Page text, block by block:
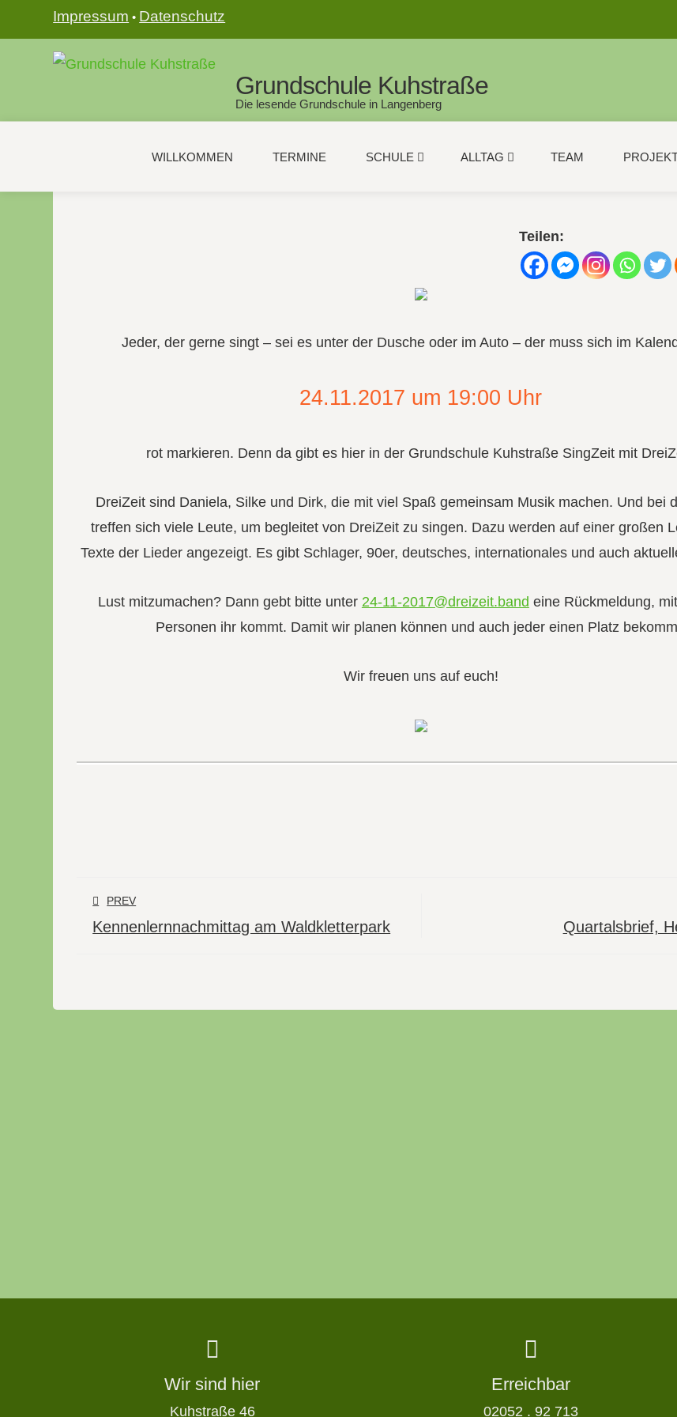
Impressum • Datenschutz
Grundschule Kuhstraße
Die lesende Grundschule in Langenberg
WILLKOMMEN TERMINE SCHULE ALLTAG TEAM
Teilen:
Jeder, der gerne singt – sei es unter der Dusche oder im Auto – der muss sich im
24.11.2017 um 19:00 Uhr
rot markieren. Denn da gibt es hier in der Grundschule Kuhstraße SingZeit mit
DreiZeit sind Daniela, Silke und Dirk, die mit viel Spaß gemeinsam Musik machen. Und bei
treffen sich viele Leute, um begleitet von DreiZeit zu singen. Dazu werden auf einer großen
Texte der Lieder angezeigt. Es gibt Schlager, 90er, deutsches, internationales und auch
Lust mitzumachen? Dann gebt bitte unter 24-11-2017@dreizeit.band eine Rückmeldung,
Personen ihr kommt. Damit wir planen können und auch jeder einen Platz
Wir freuen uns auf euch!
PREV
Kennenlernnachmittag am Waldkletterpark Quartalsbrief,
Wir sind hier
Kuhstraße 46
Erreichbar
02052 . 92 713